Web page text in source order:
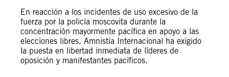
En reacción a los incidentes de uso excesivo de la
fuerza por la policía moscovita durante la
concentración mayormente pacífica en apoyo a las
elecciones libres, Amnistía Internacional ha exigido
la puesta en libertad inmediata de líderes de
oposición y manifestantes pacíficos.